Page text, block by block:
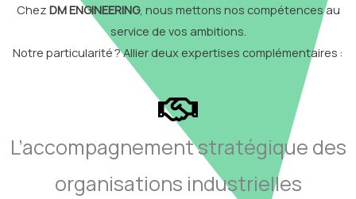
Chez DM ENGINEERING, nous mettons nos compétences au
service de vos ambitions.
Notre particularité ? Allier deux expertises complémentaires :
L’accompagnement stratégique des
organisations industrielles